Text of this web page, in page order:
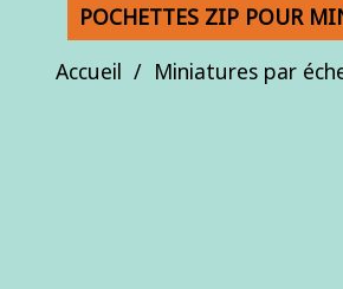
POCHETTES ZIP POUR
Accueil
Miniatures par